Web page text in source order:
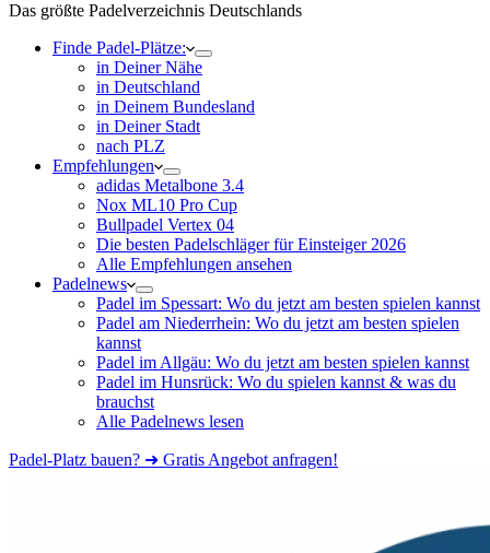
Das größte Padelverzeichnis Deutschlands
Finde Padel-Plätze:
in Deiner Nähe
in Deutschland
in Deinem Bundesland
in Deiner Stadt
nach PLZ
Empfehlungen
adidas Metalbone 3.4
Nox ML10 Pro Cup
Bullpadel Vertex 04
Die besten Padelschläger für Einsteiger 2026
Alle Empfehlungen ansehen
Padelnews
Padel im Spessart: Wo du jetzt am besten spielen kannst
Padel am Niederrhein: Wo du jetzt am besten spielen
kannst
Padel im Allgäu: Wo du jetzt am besten spielen kannst
Padel im Hunsrück: Wo du spielen kannst & was du
brauchst
Alle Padelnews lesen
Padel-Platz bauen? ➜ Gratis Angebot anfragen!